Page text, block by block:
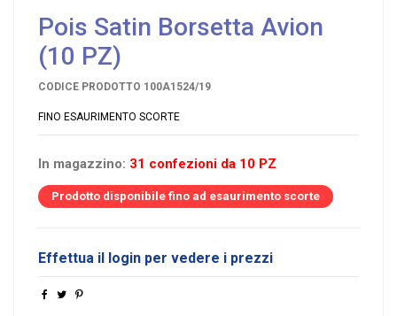
Pois Satin Borsetta Avion
(10 PZ)
CODICE PRODOTTO 100A1524/19
FINO ESAURIMENTO SCORTE
In magazzino: 31 confezioni da 10 PZ
Prodotto disponibile fino ad esaurimento scorte
Effettua il login per vedere i prezzi